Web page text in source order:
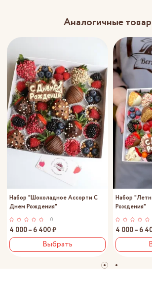
Аналогичные
Набор "Шоколадное Ассорти С
Днем Рождения"
0
4 000 – 6 400 ₽
Выбрать
Набор
Рождения"
4 000 – 6